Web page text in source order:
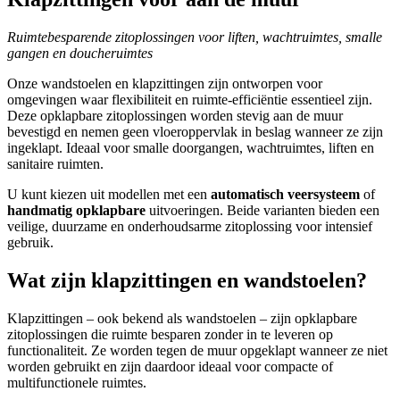
Ruimtebesparende zitoplossingen voor liften, wachtruimtes, smalle
gangen en doucheruimtes
Onze wandstoelen en klapzittingen zijn ontworpen voor
omgevingen waar flexibiliteit en ruimte-efficiëntie essentieel zijn.
Deze opklapbare zitoplossingen worden stevig aan de muur
bevestigd en nemen geen vloeroppervlak in beslag wanneer ze zijn
ingeklapt. Ideaal voor smalle doorgangen, wachtruimtes, liften en
sanitaire ruimten.
U kunt kiezen uit modellen met een automatisch veersysteem of
handmatig opklapbare uitvoeringen. Beide varianten bieden een
veilige, duurzame en onderhoudsarme zitoplossing voor intensief
gebruik.
Wat zijn klapzittingen en wandstoelen?
Klapzittingen – ook bekend als wandstoelen – zijn opklapbare
zitoplossingen die ruimte besparen zonder in te leveren op
functionaliteit. Ze worden tegen de muur opgeklapt wanneer ze niet
worden gebruikt en zijn daardoor ideaal voor compacte of
multifunctionele ruimtes.